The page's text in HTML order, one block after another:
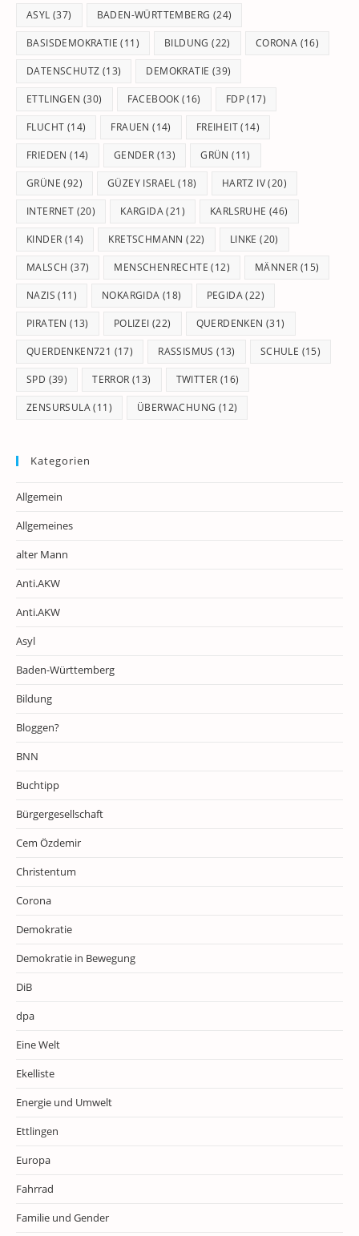
ASYL (37) BADEN-WÜRTTEMBERG (24)
BASISDEMOKRATIE (11) BILDUNG (22) CORONA (16)
DATENSCHUTZ (13) DEMOKRATIE (39)
ETTLINGEN (30) FACEBOOK (16) FDP(17)
FLUCHT (14) FRAUEN (14) FREIHEIT(14)
FRIEDEN (14) GENDER (13) GRÜN (11)
GRÜNE (92) GÜZEY ISRAEL (18) HARTZ IV(20)
INTERNET (20) KARGIDA(21) KARLSRUHE (46)
KINDER (14) KRETSCHMANN (22) LINKE (20)
MALSCH (37) MENSCHENRECHTE (12) MÄNNER (15)
NAZIS (11) NOKARGIDA (18) PEGIDA(22)
PIRATEN (13) POLIZEI (22) QUERDENKEN (31)
QUERDENKEN721 (17) RASSISMUS (13) SCHULE (15)
SPD (39) TERROR (13) TWITTER (16)
ZENSURSULA(11) ÜBERWACHUNG (12)
Kategorien
Allgemein
Allgemeines
alter Mann
Anti.AKW
Anti.AKW
Asyl
Baden-Württemberg
Bildung
Bloggen?
BNN
Buchtipp
Bürgergesellschaft
Cem Özdemir
Christentum
Corona
Demokratie
Demokratie in Bewegung
DiB
dpa
Eine Welt
Ekelliste
Energie und Umwelt
Ettlingen
Europa
Fahrrad
Familie und Gender